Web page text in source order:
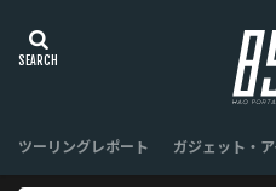
ツーリングレポート ガジェット・